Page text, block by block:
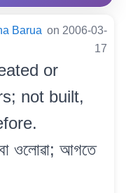
Barua on 2006-03-
17
or
not built,
ওলোৱা; আগতে